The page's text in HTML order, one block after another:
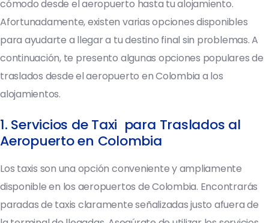
cómodo desde el aeropuerto hasta tu alojamiento.
Afortunadamente, existen varias opciones disponibles
para ayudarte a llegar a tu destino final sin problemas. A
continuación, te presento algunas opciones populares de
traslados desde el aeropuerto en Colombia a los
alojamientos.
1. Servicios de Taxi para Traslados al
Aeropuerto en Colombia
Los taxis son una opción conveniente y ampliamente
disponible en los aeropuertos de Colombia. Encontrarás
paradas de taxis claramente señalizadas justo afuera de